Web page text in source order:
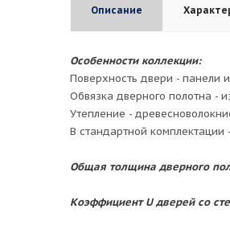
Описание
Особенности коллекции:
Поверхность двери - панели
Обвязка дверного полотна -
Утепление -
В стандартной комплектации
Общая толщина дверного
Коэффициент U дверей со